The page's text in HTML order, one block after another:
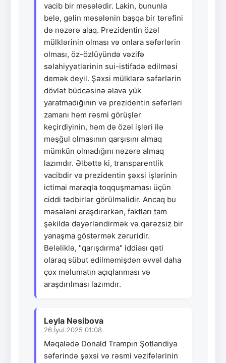
vacib bir məsələdir. Lakin, bununla
belə, gəlin məsələnin başqa bir tərəfini
də nəzərə alaq. Prezidentin özəl
mülklərinin olması və onlara səfərlərin
olması, öz-özlüyündə vəzifə
səlahiyyətlərinin sui-istifadə edilməsi
demək deyil. Şəxsi mülklərə səfərlərin
dövlət büdcəsinə əlavə yük
yaratmadığının və prezidentin səfərləri
zamanı həm rəsmi görüşlər
keçirdiyinin, həm də özəl işləri ilə
məşğul olmasının qarşısını almaq
mümkün olmadığını nəzərə almaq
lazımdır. Əlbəttə ki, transparentlik
vacibdir və prezidentin şəxsi işlərinin
ictimai maraqla toqquşmaması üçün
ciddi tədbirlər görülməlidir. Ancaq bu
məsələni araşdırarkən, faktları tam
şəkildə dəyərləndirmək və qərəzsiz bir
yanaşma göstərmək zəruridir.
Beləliklə, "qarışdırma" iddiası qəti
olaraq sübut edilməmişdən əvvəl daha
çox məlumatın açıqlanması və
araşdırılması lazımdır.
Leyla Nəsibova
26.İyul.2025 01:08
Məqalədə Donald Trampın Şotlandiya
səfərində şəxsi və rəsmi vəzifələrinin